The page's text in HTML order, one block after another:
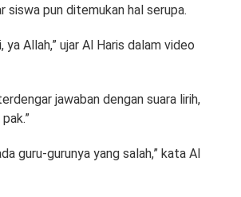
siswa pun ditemukan hal serupa.
ya Allah,” ujar Al Haris dalam video
jawaban dengan suara lirih,
guru-gurunya yang salah,” kata Al